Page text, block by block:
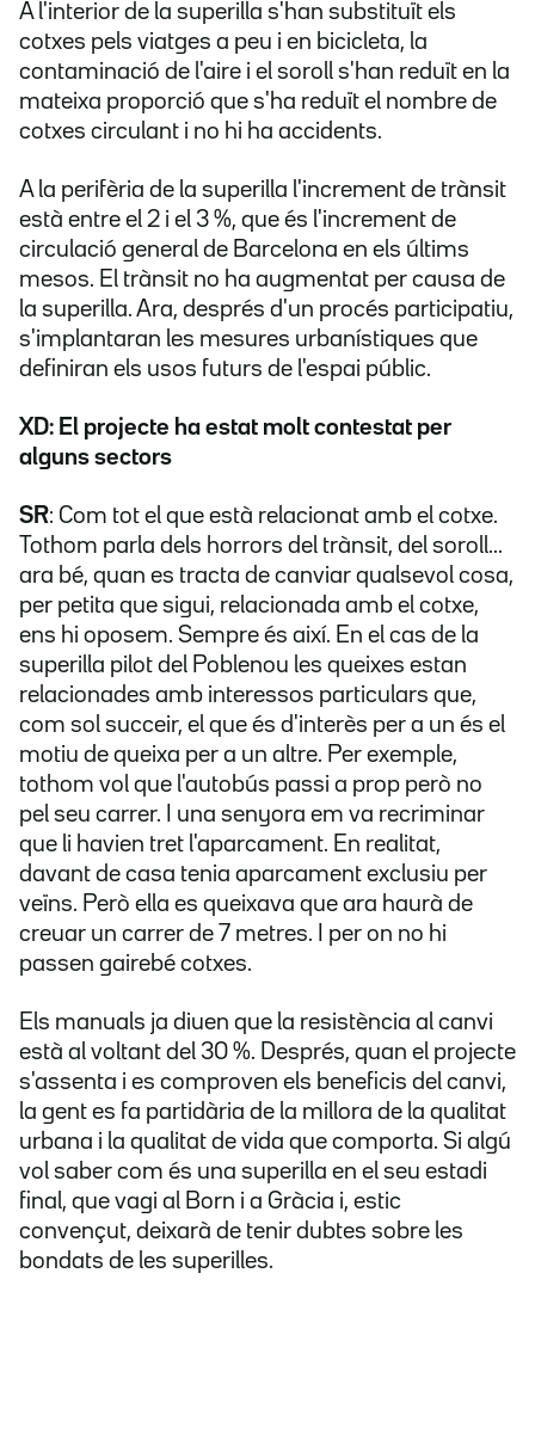
A l'interior de la superilla s'han substituït els
cotxes pels viatges a peu i en bicicleta, la
contaminació de l'aire i el soroll s'han reduït en la
mateixa proporció que s'ha reduït el nombre de
cotxes circulant i no hi ha accidents.
A la perifèria de la superilla l'increment de trànsit
està entre el 2 i el 3 %, que és l'increment de
circulació general de Barcelona en els últims
mesos. El trànsit no ha augmentat per causa de
la superilla. Ara, després d'un procés participatiu,
s'implantaran les mesures urbanístiques que
definiran els usos futurs de l'espai públic.
XD: El projecte ha estat molt contestat per
alguns sectors
SR: Com tot el que està relacionat amb el cotxe.
Tothom parla dels horrors del trànsit, del soroll...
ara bé, quan es tracta de canviar qualsevol cosa,
per petita que sigui, relacionada amb el cotxe,
ens hi oposem. Sempre és així. En el cas de la
superilla pilot del Poblenou les queixes estan
relacionades amb interessos particulars que,
com sol succeir, el que és d'interès per a un és el
motiu de queixa per a un altre. Per exemple,
tothom vol que l'autobús passi a prop però no
pel seu carrer. I una senyora em va recriminar
que li havien tret l'aparcament. En realitat,
davant de casa tenia aparcament exclusiu per
veïns. Però ella es queixava que ara haurà de
creuar un carrer de 7 metres. I per on no hi
passen gairebé cotxes.
Els manuals ja diuen que la resistència al canvi
està al voltant del 30 %. Després, quan el projecte
s'assenta i es comproven els beneficis del canvi,
la gent es fa partidària de la millora de la qualitat
urbana i la qualitat de vida que comporta. Si algú
vol saber com és una superilla en el seu estadi
final, que vagi al Born i a Gràcia i, estic
convençut, deixarà de tenir dubtes sobre les
bondats de les superilles.